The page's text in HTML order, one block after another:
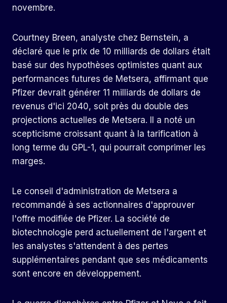
novembre.
Courtney Breen, analyste chez Bernstein, a
déclaré que le prix de 10 milliards de dollars était
basé sur des hypothèses optimistes quant aux
performances futures de Metsera, affirmant que
Pfizer devrait générer 11 milliards de dollars de
revenus d'ici 2040, soit près du double des
projections actuelles de Metsera. Il a noté un
scepticisme croissant quant à la tarification à
long terme du GPL-1, qui pourrait comprimer les
marges.
Le conseil d'administration de Metsera a
recommandé à ses actionnaires d'approuver
l'offre modifiée de Pfizer. La société de
biotechnologie perd actuellement de l'argent et
les analystes s'attendent à des pertes
supplémentaires pendant que ses médicaments
sont encore en développement.